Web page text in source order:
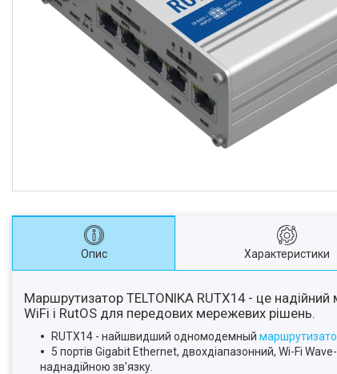
Опис Характеристики
Маршрутизатор TELTONIKA RUTX14 - це
WiFi і RutOS для передових мережевих рішень.
RUTX14 - найшвидший одномодемный
5 портів Gigabit Ethernet, двохдіапазонний, Wi-Fi
наднадійною зв'язку.